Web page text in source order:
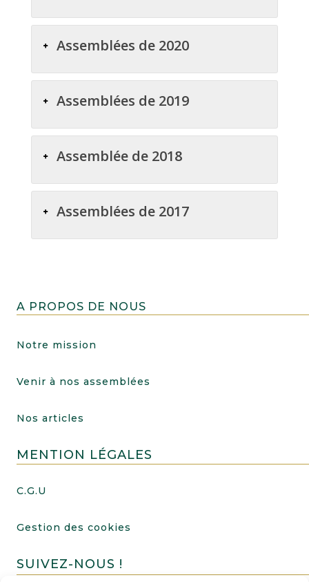
Assemblées de 2020
Assemblées de 2019
Assemblée de 2018
Assemblées de 2017
A PROPOS DE NOUS
Notre mission
Venir à nos assemblées
Nos articles
MENTION LÉGALES
C.G.U
Gestion des cookies
SUIVEZ-NOUS !